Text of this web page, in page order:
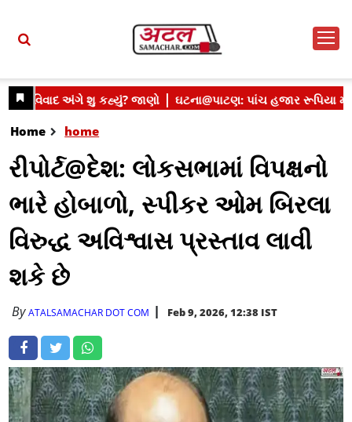
Home home
રીપોર્ટ@દેશ: લોકસભામાં વિપક્ષનો
ભારે હોબાળો, સ્પીકર ઓમ બિરલા
વિરુદ્ધ અવિશ્વાસ પ્રસ્તાવ લાવી
શકે છે
ByATALSAMACHAR DOT COM Feb 9, 2026, 12:38 IST